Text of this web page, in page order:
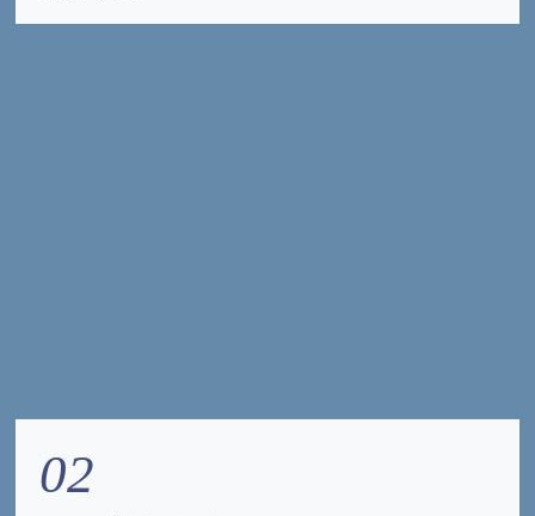
02